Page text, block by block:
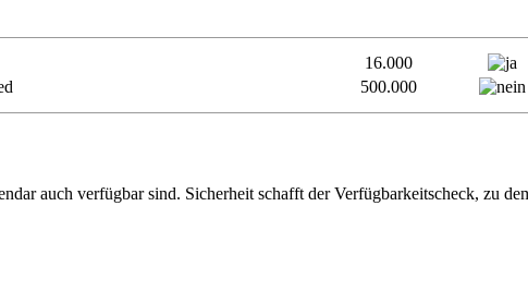
16.000
500.000
auch verfügbar sind. Sicherheit schafft der Verfügbarkeitscheck, zu